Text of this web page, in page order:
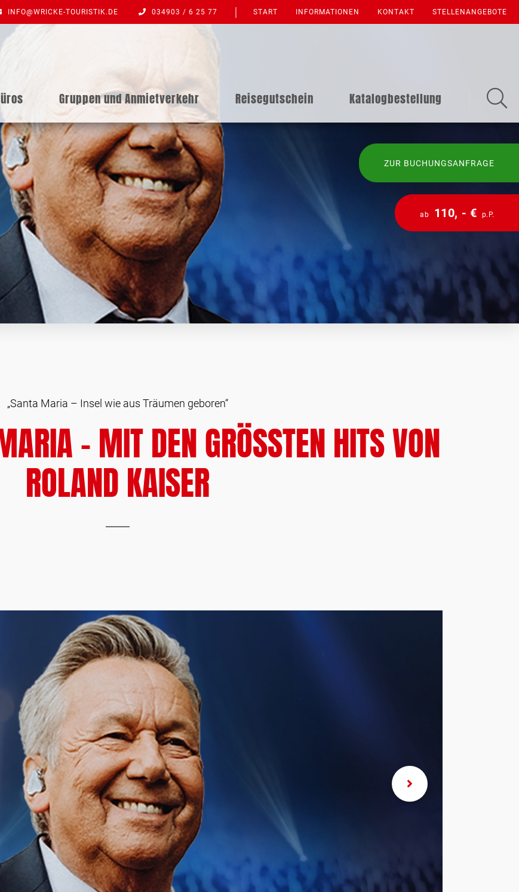
INFO@WRICKE-TOURISTIK.DE 034903 / 6 25 77 START INFORMATIONEN KONTAKT STELLENANGEBOTE
Gruppen und Anmietverkehr Reisegutschein Katalogbestellung
ZUR BUCHUNGSANFRAGE
ab 110, - € p.P.
„Santa Maria – Insel wie aus Träumen geboren“
– MIT DEN GRÖSSTEN HITS VON R
OLAND KAISER